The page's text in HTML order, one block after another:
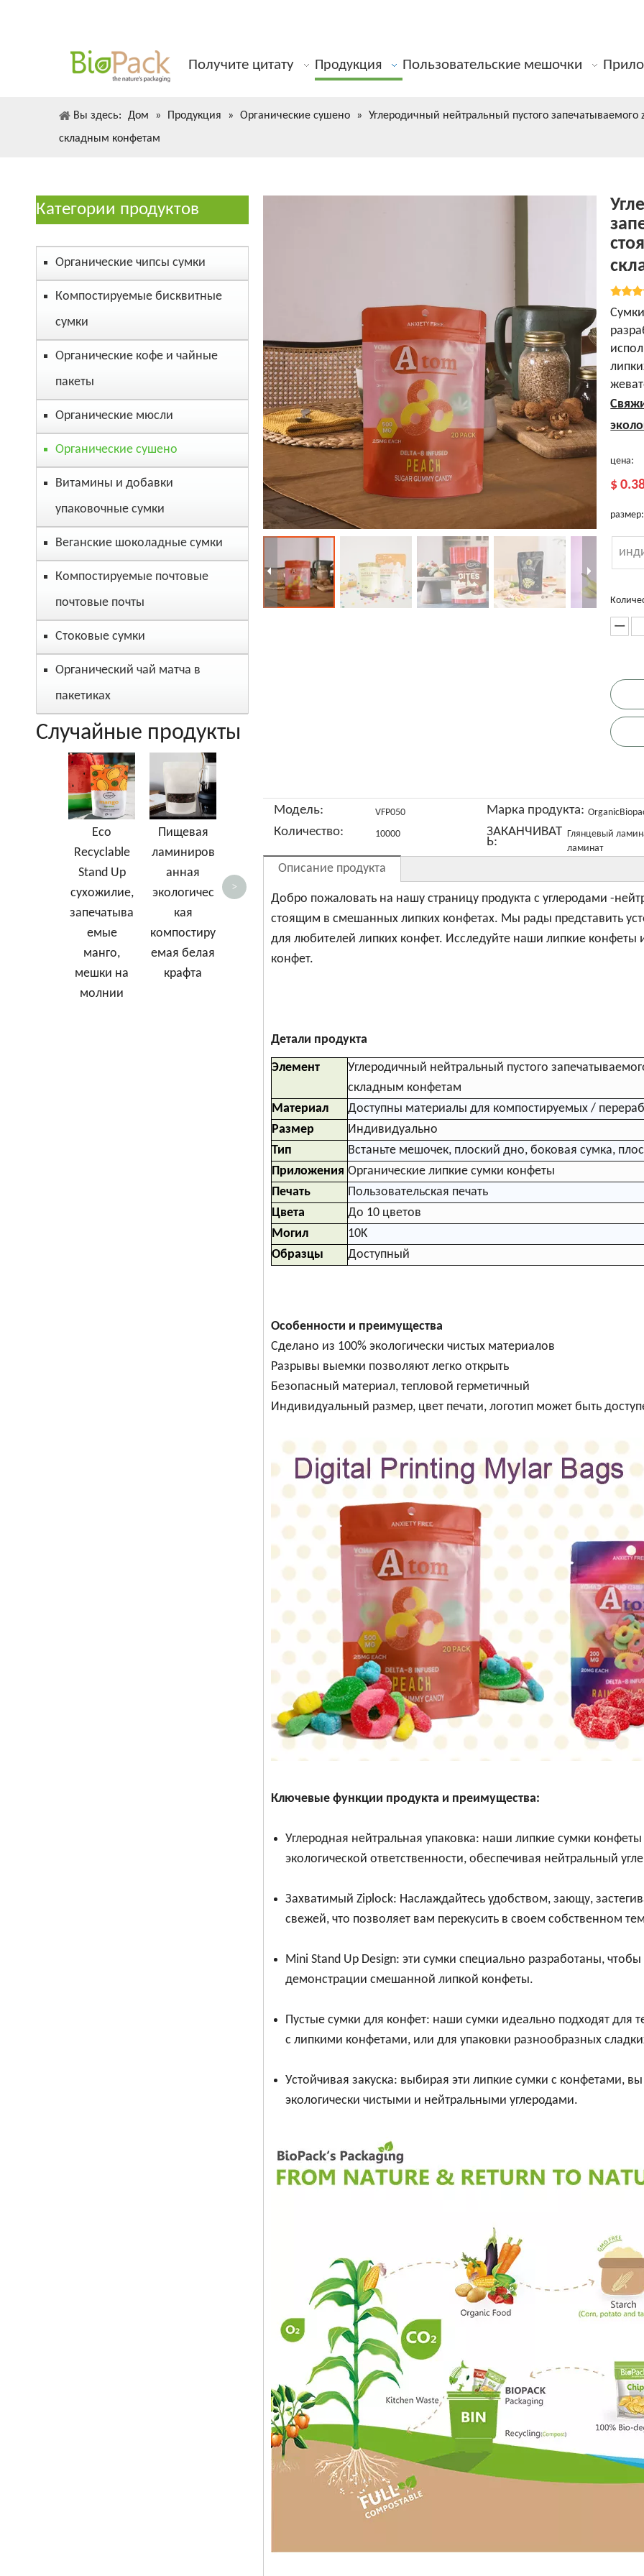
Получите цитату Продукция Пользовательские мешочки
Вы здесь: Дом » Продукция » Органические сушено »
Углеродичный нейтральный пустого
складным конфетам
Категории продуктов
Органические чипсы сумки
Компостируемые бисквитные
сумки
Органические кофе и чайные
пакеты
Органические мюсли
Органические сушено
Витамины и добавки
упаковочные сумки
Веганские шоколадные сумки
Компостируемые почтовые
почтовые почты
Стоковые сумки
Органический чай матча в
пакетиках
Случайные продукты
Eco
Recyclable
Stand Up
сухожилие,
запечатыва
емые
манго,
мешки на
молнии
Пищевая
ламиниров
анная
экологичес
кая
компостиру
емая белая
крафта
компостиру
емые PLA /
высокая
ясность
прозрачная
боковая
боковая
сумка для
биоразлага
емая
емая
малой
органическ
ой специей
кофе
мешки
фруктов в
>
цена:
$
размер:
Модель: VFP050 Марка продукта:
Количество: 10000 ЗАКАНЧИВАТ
Ь:
Глянцевый
ламинат
Описание продукта
Добро пожаловать на нашу страницу продукта с углеродами -
стоящим в смешанных липких конфетах. Мы рады представить
для любителей липких конфет. Исследуйте наши липкие
конфет.
Детали продукта
Элемент
Углеродичный нейтральный пустого
складным конфетам
Материал
Доступны материалы для компостируемых /
Размер
Индивидуально
Тип
Встаньте мешочек, плоский дно, боковая сумка,
Приложения Органические липкие сумки конфеты
Печать
Пользовательская печать
Цвета
До 10 цветов
Могил
10K
Образцы
Доступный
Особенности и преимущества
Сделано из 100% экологически чистых материалов
Разрывы выемки позволяют легко открыть
Безопасный материал, тепловой герметичный
Индивидуальный размер, цвет печати, логотип может быть
Ключевые функции продукта и преимущества:
Углеродная нейтральная упаковка: наши липкие сумки
экологической ответственности, обеспечивая нейтральный
Захватимый Ziplock: Наслаждайтесь удобством, зающу,
свежей, что позволяет вам перекусить в своем собственном
Mini Stand Up Design: эти сумки специально разработаны,
демонстрации смешанной липкой конфеты.
Пустые сумки для конфет: наши сумки идеально подходят для
с липкими конфетами, или для упаковки разнообразных
Устойчивая закуска: выбирая эти липкие сумки с конфетами,
экологически чистыми и нейтральными углеродами.